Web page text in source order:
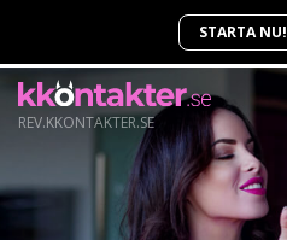
STARTA NU!
REV.KKONTAKTER.SE